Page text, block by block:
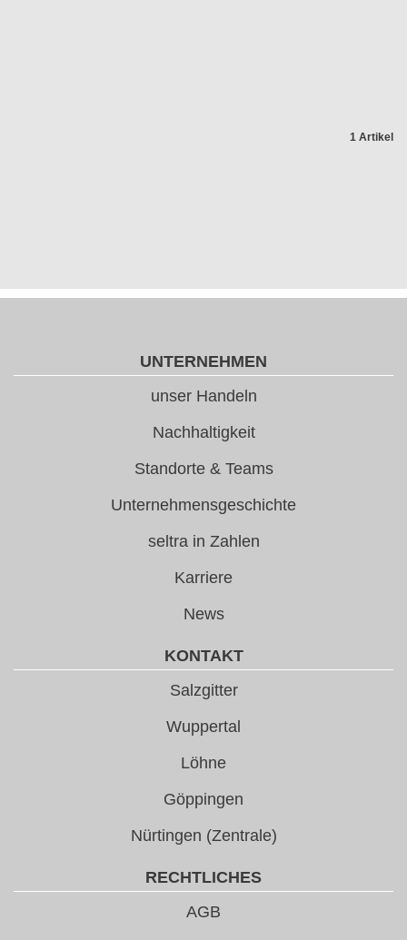
1 Artikel
UNTERNEHMEN
unser Handeln
Nachhaltigkeit
Standorte & Teams
Unternehmensgeschichte
seltra in Zahlen
Karriere
News
KONTAKT
Salzgitter
Wuppertal
Löhne
Göppingen
Nürtingen (Zentrale)
RECHTLICHES
AGB